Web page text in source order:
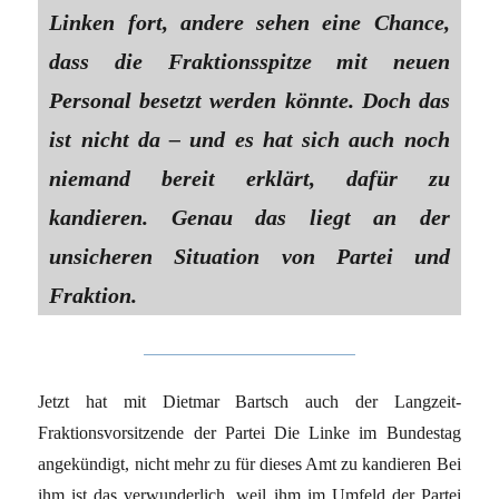
Linken fort, andere sehen eine Chance,
dass die Fraktionsspitze mit neuen
Personal besetzt werden könnte. Doch das
ist nicht da – und es hat sich auch noch
niemand bereit erklärt, dafür zu
kandieren. Genau das liegt an der
unsicheren Situation von Partei und
Fraktion.
Jetzt hat mit Dietmar Bartsch auch der Langzeit-
Fraktionsvorsitzende der Partei Die Linke im Bundestag
angekündigt, nicht mehr zu für dieses Amt zu kandieren Bei
ihm ist das verwunderlich, weil ihm im Umfeld der Partei